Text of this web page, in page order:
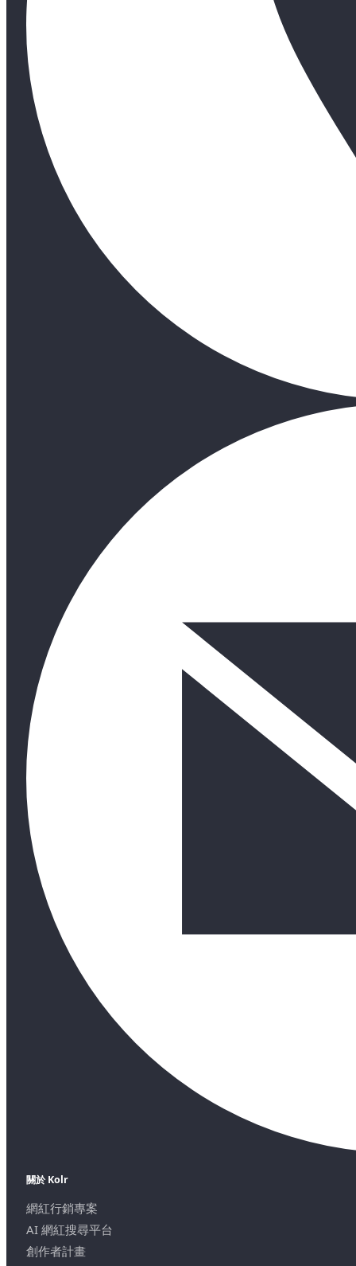
關於 Kolr
網紅行銷專案
AI 網紅搜尋平台
創作者計畫